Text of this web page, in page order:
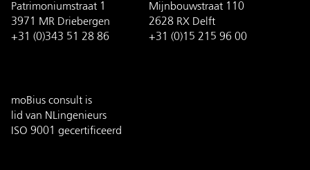
Patrimoniumstraat 1
3971 MR Driebergen
+31 (0)343 51 28 86
Mijnbouwstraat 110
2628 RX Delft
+31 (0)15 215 96 00
moBius consult is
lid van NLingenieurs
ISO 9001 gecertificeerd